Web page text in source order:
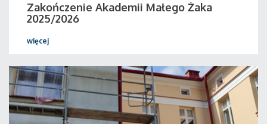
Zakończenie Akademii Małego Żaka
2025/2026
więcej